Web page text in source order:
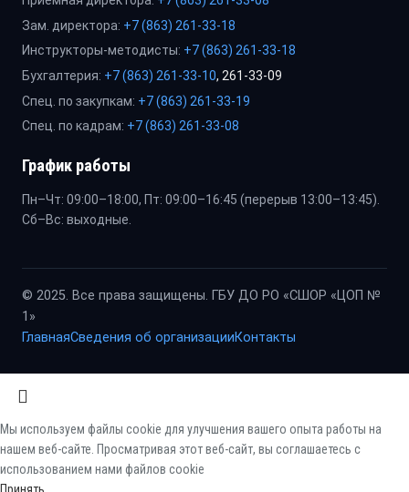
Зам. директора: +7 (863) 261-33-18
Инструкторы-методисты: +7 (863) 261-33-18
Бухгалтерия: +7 (863) 261-33-10, 261-33-09
Спец. по закупкам: +7 (863) 261-33-19
Спец. по кадрам: +7 (863) 261-33-08
График работы
Пн–Чт: 09:00–18:00, Пт: 09:00–16:45 (перерыв 13:00–13:45).
Сб–Вс: выходные.
© 2025. Все права защищены. ГБУ ДО РО «СШОР «ЦОП №
1»
ГлавнаяСведения об организацииКонтакты
Мы используем файлы cookie для улучшения вашего опыта работы на
нашем веб-сайте. Просматривая этот веб-сайт, вы соглашаетесь с
использованием нами файлов cookie
Принять